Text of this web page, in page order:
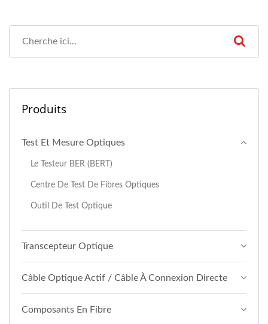
Produits
Test Et Mesure Optiques
Le Testeur BER (BERT)
Centre De Test De Fibres Optiques
Outil De Test Optique
Transcepteur Optique
Câble Optique Actif / Câble À Connexion Directe
Composants En Fibre